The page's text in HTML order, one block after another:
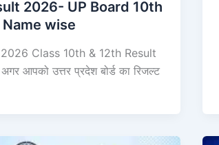
2026- UP Board 10th
wise
Class 10th & 12th Result
आपको उत्तर प्रदेश बोर्ड का रिजल्ट